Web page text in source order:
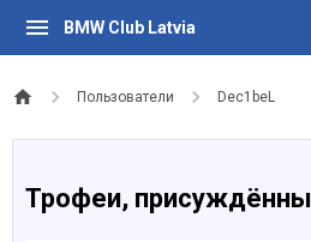
BMW Club Latvia
Пользователи Dec1beL
Трофеи,